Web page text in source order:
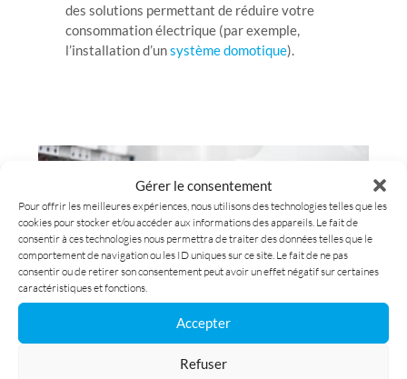
Gérer le consentement
Pour offrir les meilleures expériences, nous utilisons des technologies telles que les
cookies pour stocker et/ou accéder aux informations des appareils. Le fait de
consentir à ces technologies nous permettra de traiter des données telles que le
comportement de navigation ou les ID uniques sur ce site. Le fait de ne pas
consentir ou de retirer son consentement peut avoir un effet négatif sur certaines
caractéristiques et fonctions.
Accepter
Refuser
des solutions permettant de réduire votre
consommation électrique (par exemple,
l’installation d’unsystème domotique).
MISE EN CONFORMITÉ
ÉLECTRIQUE